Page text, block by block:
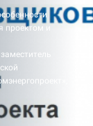
проектом и